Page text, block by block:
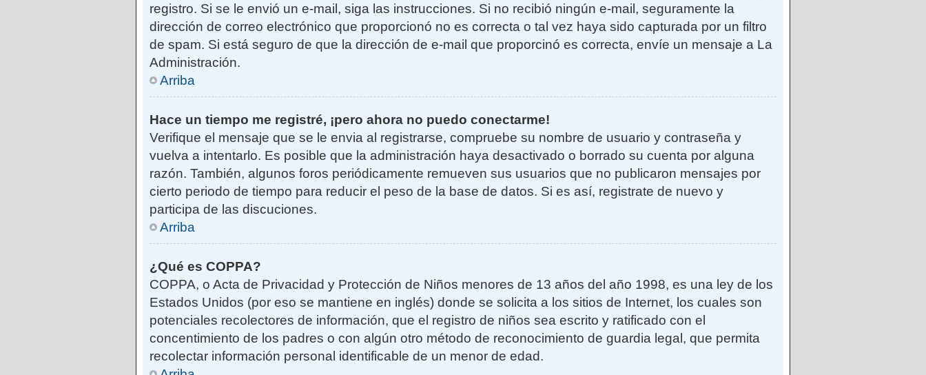
registro. Si se le envió un e-mail, siga las instrucciones. Si no recibió ningún e-mail, seguramente la
dirección de correo electrónico que proporcionó no es correcta o tal vez haya sido capturada por un filtro
de spam. Si está seguro de que la dirección de e-mail que proporcinó es correcta, envíe un mensaje a La
Administración.
Arriba
Hace un tiempo me registré, ¡pero ahora no puedo conectarme!
Verifique el mensaje que se le envia al registrarse, compruebe su nombre de usuario y contraseña y
vuelva a intentarlo. Es posible que la administración haya desactivado o borrado su cuenta por alguna
razón. También, algunos foros periódicamente remueven sus usuarios que no publicaron mensajes por
cierto periodo de tiempo para reducir el peso de la base de datos. Si es así, registrate de nuevo y
participa de las discuciones.
Arriba
¿Qué es COPPA?
COPPA, o Acta de Privacidad y Protección de Niños menores de 13 años del año 1998, es una ley de los
Estados Unidos (por eso se mantiene en inglés) donde se solicita a los sitios de Internet, los cuales son
potenciales recolectores de información, que el registro de niños sea escrito y ratificado con el
concentimiento de los padres o con algún otro método de reconocimiento de guardia legal, que permita
recolectar información personal identificable de un menor de edad.